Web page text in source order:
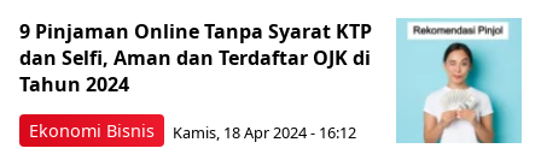
Ekonomi Bisnis
9 Pinjaman Online Tanpa Syarat KTP
dan Selfi, Aman dan Terdaftar OJK di
Tahun 2024
Kamis, 18 Apr 2024 - 16:12